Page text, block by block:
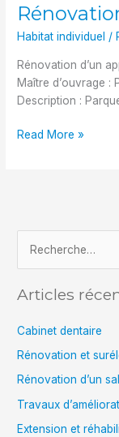
Habitat individuel /
Rénovation d’un
Maître d’ouvrage :
Description :
Rénovation
Read More »
c
r
c
h
e
Articles
Cabinet dentaire
Rénovation et
Rénovation d’un
Travaux
Extension et